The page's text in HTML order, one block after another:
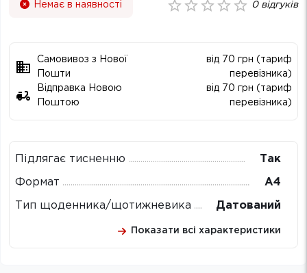
Немає в наявності 0відгуків
Самовивоз з Нової
Пошти
від 70 грн (тариф
перевізника)
Відправка Новою
Поштою
від 70 грн (тариф
перевізника)
Підлягає тисненню Так
Формат А4
Тип щоденника/щотижневика Датований
Показати всі характеристики